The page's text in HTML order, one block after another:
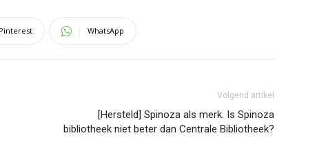
Pinterest WhatsApp
Volgend artikel
[Hersteld] Spinoza als merk. Is Spinoza
bibliotheek niet beter dan Centrale Bibliotheek?